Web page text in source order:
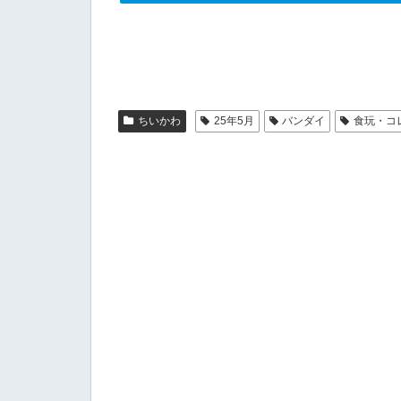
ちいかわ 25年5月 バンダイ 食玩・コ